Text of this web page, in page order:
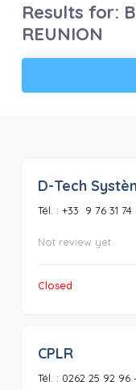
Results for:
REUNION
D-Tech
Tél. : +33 9 76 31 74
Not review yet
Closed
CPLR
Tél. : 0262 25 92 96